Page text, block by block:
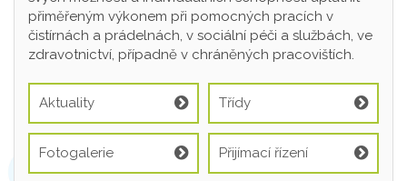
přiměřeným výkonem při pomocných pracích v
čistírnách a prádelnách, v sociální péči a službách, ve
zdravotnictví, případně v chráněných pracovištích.
Aktuality Třídy
Fotogalerie Přijímací řízení